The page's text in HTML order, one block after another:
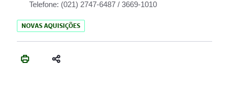
Telefone: (021) 2747-6487 / 3669-1010
NOVAS AQUISIÇÕES